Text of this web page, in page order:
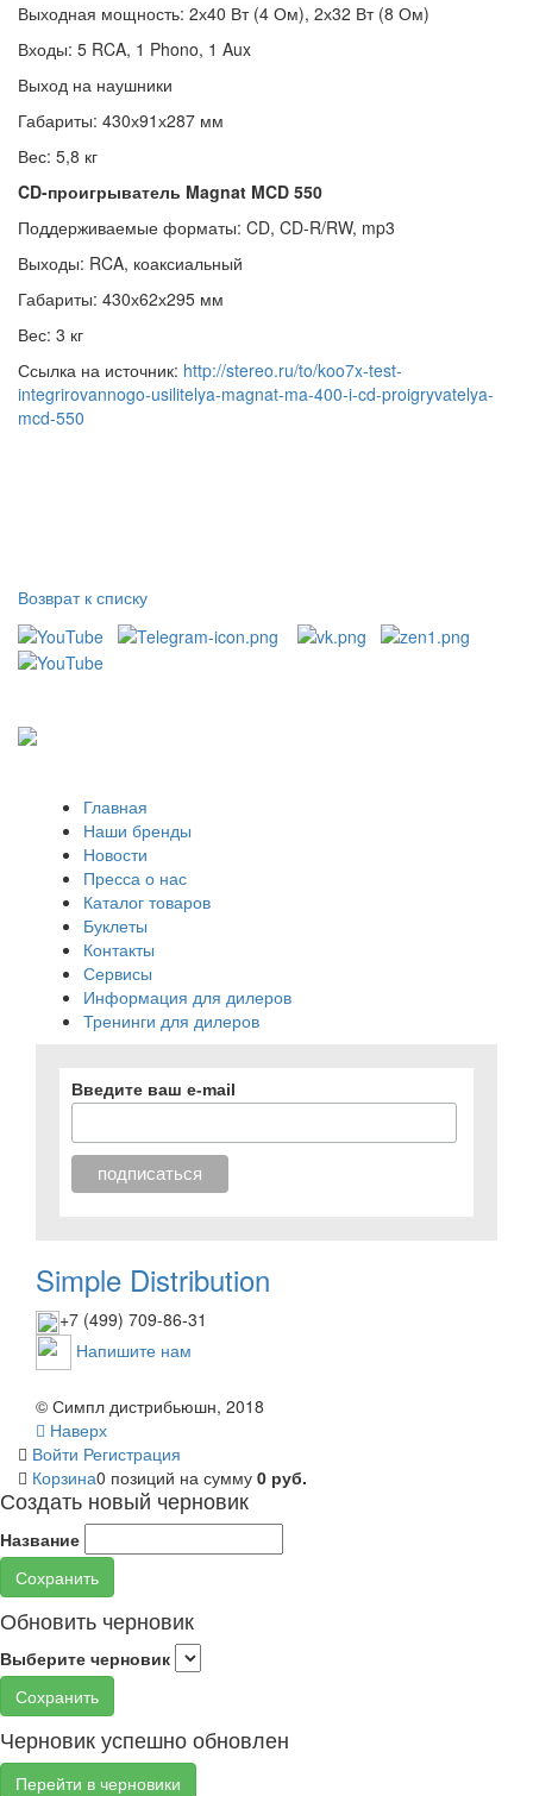
Выходная мощность: 2х40 Вт (4 Ом), 2х32 Вт (8 Ом)
Входы: 5 RCA, 1 Phono, 1 Aux
Выход на наушники
Габариты: 430х91х287 мм
Вес: 5,8 кг
CD-проигрыватель Magnat MCD 550
Поддерживаемые форматы: CD, CD-R/RW, mp3
Выходы: RCA, коаксиальный
Габариты: 430х62х295 мм
Вес: 3 кг
Ссылка на источник: http://stereo.ru/to/koo7x-test-
integrirovannogo-usilitelya-magnat-ma-400-i-cd-proigryvatelya-
mcd-550
Возврат к списку
Главная
Наши бренды
Новости
Пресса о нас
Каталог товаров
Буклеты
Контакты
Сервисы
Информация для дилеров
Тренинги для дилеров
Введите ваш e-mail
Simple Distribution
+7 (499) 709-86-31
Напишите нам
© Симпл дистрибьюшн, 2018
Наверх
Войти Регистрация
Корзина0 позиций на сумму 0 руб.
Создать новый черновик
Название
Сохранить
Обновить черновик
Выберите черновик
Сохранить
Черновик успешно обновлен
Перейти в черновики